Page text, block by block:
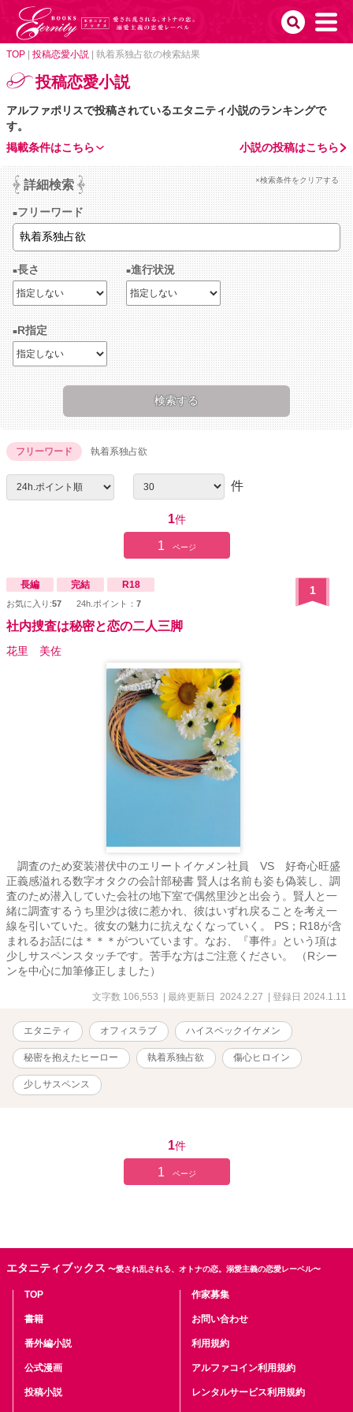
TOP 投稿恋愛小説 執着系独占欲の検索結果
投稿恋愛小説
アルファポリスで投稿されているエタニティ小説のランキングで
す。
小説の投稿はこちら
掲載条件はこちら
詳細検索 ×検索条件をクリアする
フリーワード
長さ 進行状況
R指定
フリーワード 執着系独占欲
件
1件
1 ページ
長編 完結 R18
お気に入り:57 24h.ポイント： 7
1
社内捜査は秘密と恋の二人三脚
花里 美佐
調査のため変装潜伏中のエリートイケメン社員 VS 好奇心旺盛
正義感溢れる数字オタクの会計部秘書 賢人は名前も姿も偽装し、調
査のため潜入していた会社の地下室で偶然里沙と出会う。賢人と一
緒に調査するうち里沙は彼に惹かれ、彼はいずれ戻ることを考え一
線を引いていた。彼女の魅力に抗えなくなっていく。 PS；R18が含
まれるお話には＊＊＊がついています。なお、『事件』という項は
少しサスペンスタッチです。苦手な方はご注意ください。 （Rシー
ンを中心に加筆修正しました）
文字数 106,553 | 最終更新日 2024.2.27 | 登録日 2024.1.11
エタニティ オフィスラブ ハイスペックイケメン
秘密を抱えたヒーロー 執着系独占欲 傷心ヒロイン
少しサスペンス
1件
1 ページ
エタニティブックス 〜愛され乱される、オトナの恋。溺愛主義の恋愛レーベル〜
TOP
書籍
番外編小説
公式漫画
投稿小説
作家募集
お問い合わせ
利用規約
アルファコイン利用規約
レンタルサービス利用規約